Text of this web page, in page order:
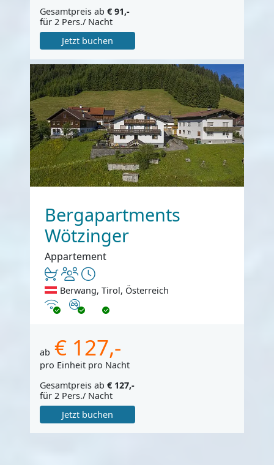
Gesamtpreis ab € 91,-
für 2 Pers./ Nacht
Jetzt buchen
Bergapartments
Wötzinger
Appartement
Berwang, Tirol, Österreich
InternetNichtraucher
ab € 127,-
pro Einheit pro Nacht
Gesamtpreis ab € 127,-
für 2 Pers./ Nacht
Jetzt buchen